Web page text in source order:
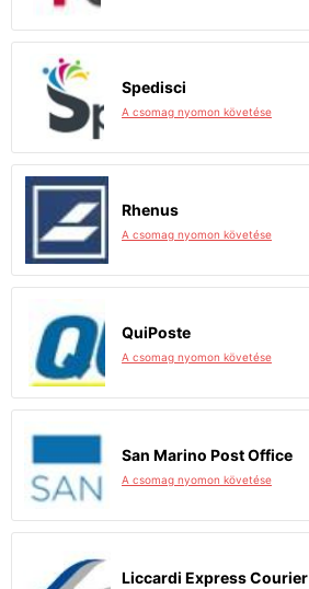
Spedisci
A csomag nyomon követése
Rhenus
A csomag nyomon követése
QuiPoste
A csomag nyomon követése
San Marino Post Office
A csomag nyomon követése
Liccardi Express Courier